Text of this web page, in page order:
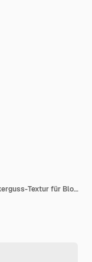
Bäckerei-Vorlage PSD mit brauner Zuckerguss-Textur für Blog-Banner